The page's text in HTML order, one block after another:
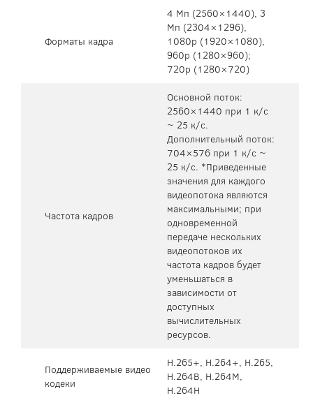
Форматы кадра
4 Мп (2560×1440), 3
Mп (2304×1296),
1080p (1920×1080),
960p (1280×960);
720p (1280×720)
Частота кадров
Основной поток:
2560×1440 при 1 к/с
~ 25 к/с.
Дополнительный поток:
704×576 при 1 к/с ~
25 к/с. *Приведенные
значения для каждого
видеопотока являются
максимальными; при
одновременной
передаче нескольких
видеопотоков их
частота кадров будет
уменьшаться в
зависимости от
доступных
вычислительных
ресурсов.
Поддерживаемые видео
кодеки
H.265+, H.264+, H.265,
H.264B, H.264M,
H.264H